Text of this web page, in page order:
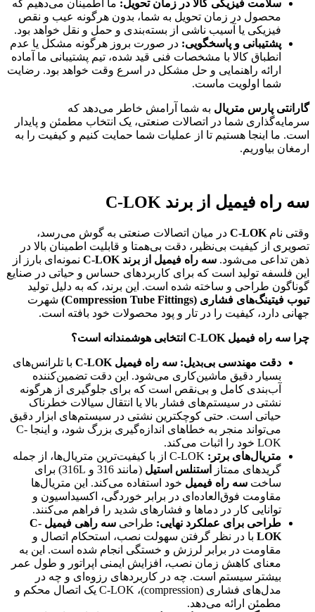
سلامت فیزیکی کالا در زمان تحویل: ما اطمینان می‌دهیم که
محصول در زمان تحویل به شما، بدون هرگونه عیب و نقص
فیزیکی یا آسیب ناشی از بسته‌بندی و حمل و نقل خواهد بود.
پشتیبانی و پاسخگویی: در صورت بروز هرگونه مشکل یا عدم
انطباق کالا با مشخصات فنی قید شده، تیم پشتیبانی ما آماده
ارائه راهنمایی و حل مشکل در اسرع وقت خواهد بود. رضایت
شما اولویت ماست.
گارانتی پارس متریال به شما آرامش خاطر می‌دهد که
سرمایه‌گذاری شما در اتصالات صنعتی، یک انتخاب مطمئن و پایدار
است. ما اینجا هستیم تا از عملیات شما حمایت کنیم و کیفیت را به
ارمغان بیاوریم.
سه راه فیمیل از برند C-LOK
وقتی نام C-LOK در میان اتصالات صنعتی به گوش می‌رسد،
تصویری از کیفیت بی‌نظیر، دقت بی‌همتا و قابلیت اطمینان بالا در
ذهن تداعی می‌شود. سه راه فیمیل از برند C-LOK
نمونه‌ای بارز از
این فلسفه تولید است که برای کاربردهای حساس و حیاتی در صنایع
گوناگون طراحی و ساخته شده است. این برند، که به دلیل تولید
تیوب فیتینگ‌های فشاری (Compression Tube Fittings)
شهرت
جهانی دارد، کیفیت را در تار و پود محصولات خود بافته است.
چرا سه راه فیمیل C-LOK انتخابی هوشمندانه است؟
دقت مهندسی بی‌بدیل: سه راه فیمیل C-LOK
با تلرانس‌های
بسیار دقیق ماشین‌کاری می‌شود. این دقت تضمین‌کننده
آب‌بندی کامل و بی‌نقص است که برای جلوگیری از هرگونه
نشتی در سیستم‌های فشار بالا یا انتقال سیالات خطرناک
حیاتی است. حتی کوچکترین نشتی در سیستم‌های ابزار دقیق
می‌تواند منجر به خطاهای اندازه‌گیری بزرگ شود، و اینجا C-
LOK خود را اثبات می‌کند.
متریال‌های برتر:
C-LOK از با کیفیت‌ترین متریال‌ها، از جمله
گرید‌های ممتاز
استنلس استیل
(مانند 316 و 316L) برای
ساخت سه راه فیمیل خود استفاده می‌کند. این متریال‌ها
مقاومت فوق‌العاده‌ای در برابر خوردگی، اکسیداسیون و
توانایی کار در دماها و فشارهای شدید را فراهم می‌کنند.
طراحی برای عملکرد نهایی: طراحی
سه راهی فیمیل C-
LOK با در نظر گرفتن سهولت نصب، استحکام اتصال و
مقاومت در برابر لرزش و خستگی انجام شده است. این به
معنای کاهش زمان نصب، افزایش ایمنی اپراتور و طول عمر
بیشتر سیستم است. چه در کاربردهای رزوه‌ای و چه در
مدل‌های فشاری (compression)، C-LOK یک اتصال محکم و
مطمئن ارائه می‌دهد.